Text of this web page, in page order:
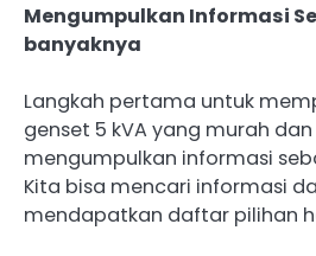
Mengumpulkan Informasi
banyaknya
Langkah pertama untuk
genset 5 kVA yang murah
mengumpulkan informasi
Kita bisa mencari informasi
mendapatkan daftar pilihan